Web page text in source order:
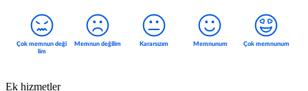
Ek hizmetler